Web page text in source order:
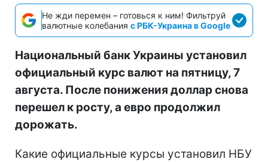
Не жди перемен – готовься к ним! Фильтруй
валютные колебания с РБК-Украина в Google
Национальный банк Украины установил
официальный курс валют на пятницу, 7
августа. После понижения доллар снова
перешел к росту, а евро продолжил
дорожать.
Какие официальные курсы установил НБУ